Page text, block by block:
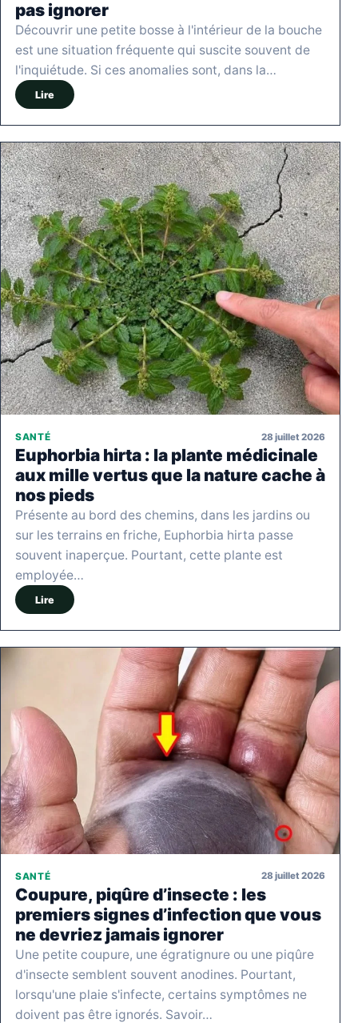
pas ignorer
Découvrir une petite bosse à l'intérieur de la bouche
est une situation fréquente qui suscite souvent de
l'inquiétude. Si ces anomalies sont, dans la…
Lire
SANTÉ 28 juillet 2026
Euphorbia hirta : la plante médicinale
aux mille vertus que la nature cache à
nos pieds
Présente au bord des chemins, dans les jardins ou
sur les terrains en friche, Euphorbia hirta passe
souvent inaperçue. Pourtant, cette plante est
employée…
Lire
SANTÉ 28 juillet 2026
Coupure, piqûre d’insecte : les
premiers signes d’infection que vous
ne devriez jamais ignorer
Une petite coupure, une égratignure ou une piqûre
d'insecte semblent souvent anodines. Pourtant,
lorsqu'une plaie s'infecte, certains symptômes ne
doivent pas être ignorés. Savoir…